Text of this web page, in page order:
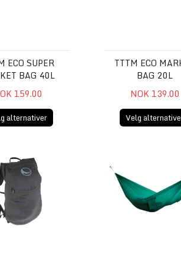
ECO SUPER
BAG 40L
159.00
alternativer
TTTM ECO
BAG 20L
NOK 139.00
Velg
PLUS Sekk 25l